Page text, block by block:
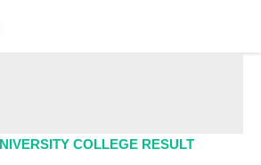
COLLEGE RESULT